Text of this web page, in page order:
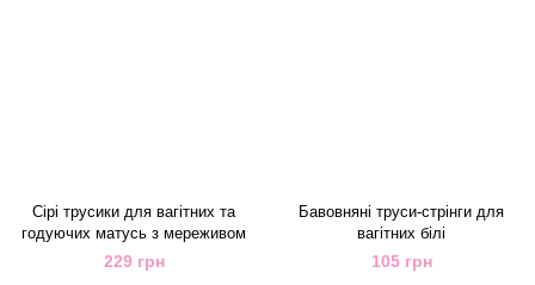
Сірі трусики для вагітних та
годуючих матусь з мереживом
229 грн
Бавовняні труси-стрінги для
вагітних білі
105 грн